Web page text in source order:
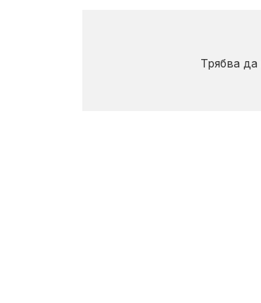
Трябва да